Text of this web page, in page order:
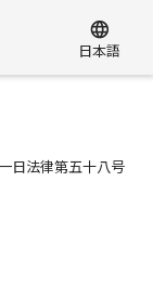
language
日本語
日法律第五十八号